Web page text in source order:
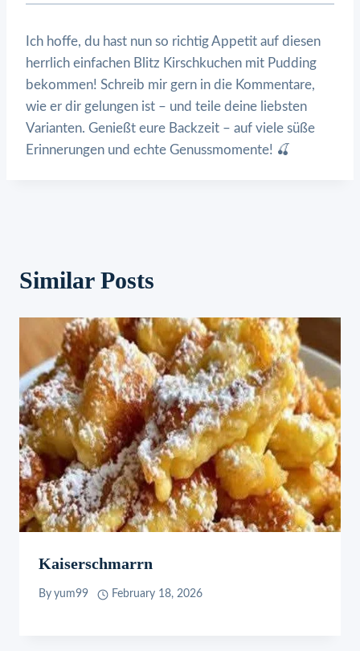
Ich hoffe, du hast nun so richtig Appetit auf diesen
herrlich einfachen Blitz Kirschkuchen mit Pudding
bekommen! Schreib mir gern in die Kommentare,
wie er dir gelungen ist – und teile deine liebsten
Varianten. Genießt eure Backzeit – auf viele süße
Erinnerungen und echte Genussmomente! 🍒
Similar Posts
Kaiserschmarrn
By yum99 February 18, 2026